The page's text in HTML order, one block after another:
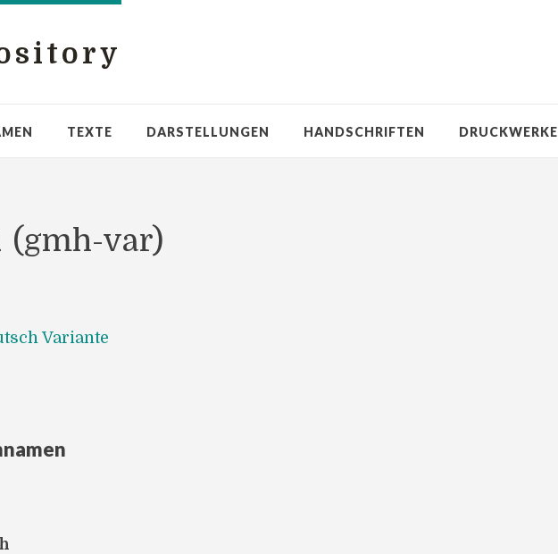
TEXTE DARSTELLUNGEN HANDSCHRIFTEN DRUCKWERKE
(gmh-var)
Variante